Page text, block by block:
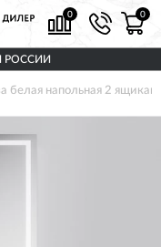
0 0
РОССИИ
белая напольная 2